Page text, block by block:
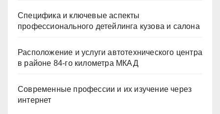
Специфика и ключевые аспекты
профессионального детейлинга кузова и салона
Расположение и услуги автотехнического центра
в районе 84-го километра МКАД
Современные профессии и их изучение через
интернет